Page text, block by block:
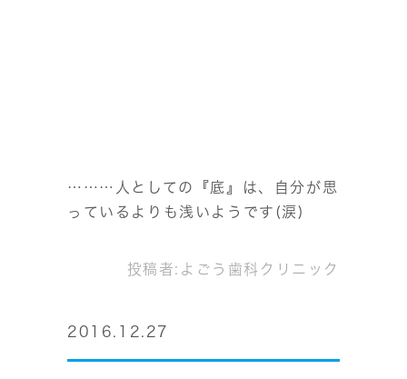
………人としての『底』は、自分が思
っているよりも浅いようです(涙)
投稿者: よごう歯科クリニック
2016.12.27